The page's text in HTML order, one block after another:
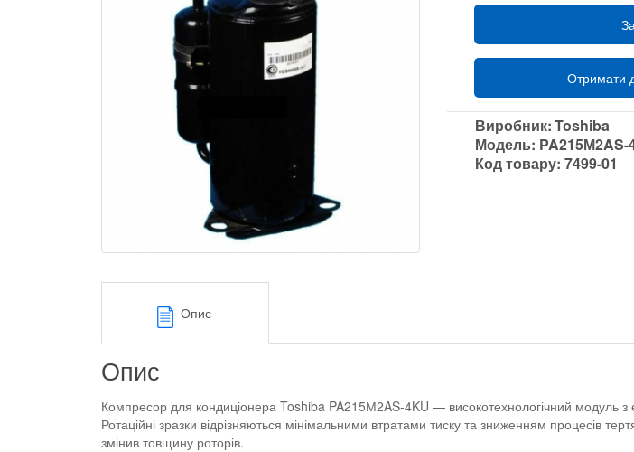
Отримати
Виробник:Toshiba
Модель: PA215М2AS-
Код товару:7499-01
Опис
Опис
Компресор для кондиціонера Toshiba PA215М2AS-4KU — високотехнологічний модуль з
Ротаційні зразки відрізняються мінімальними втратами тиску та зниженням процесів
змінив товщину роторів.